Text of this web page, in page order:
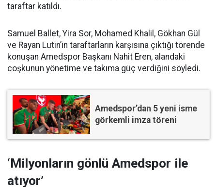
taraftar katıldı.
Samuel Ballet, Yira Sor, Mohamed Khalil, Gökhan Gül
ve Rayan Lutin’in taraftarların karşısına çıktığı törende
konuşan Amedspor Başkanı Nahit Eren, alandaki
coşkunun yönetime ve takıma güç verdiğini söyledi.
Amedspor’dan 5 yeni isme
görkemli imza töreni
‘Milyonların gönlü Amedspor ile
atıyor’